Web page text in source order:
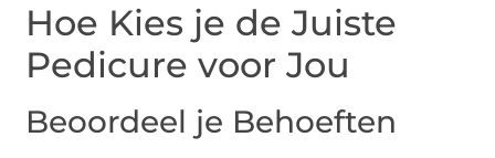
Hoe Kies je de Juiste
Pedicure voor Jou
Beoordeel je Behoeften